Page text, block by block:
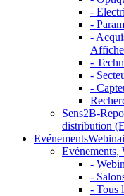
-
-
-
-
-
-
Sens2B-
distribution
Evénements
Evénements,
-
-
- Tous